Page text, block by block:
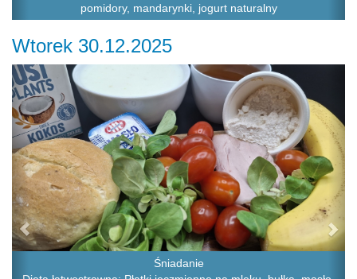
pomidory, mandarynki, jogurt naturalny
Wtorek 30.12.2025
Śniadanie
Previous